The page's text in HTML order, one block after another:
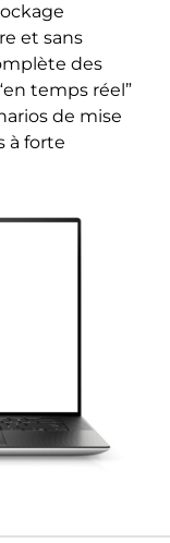
et sans
des
temps réel”
de mise
à forte